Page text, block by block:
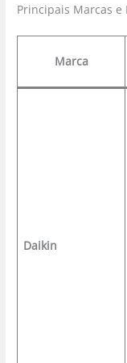
Principais Marcas
Marca
Daikin